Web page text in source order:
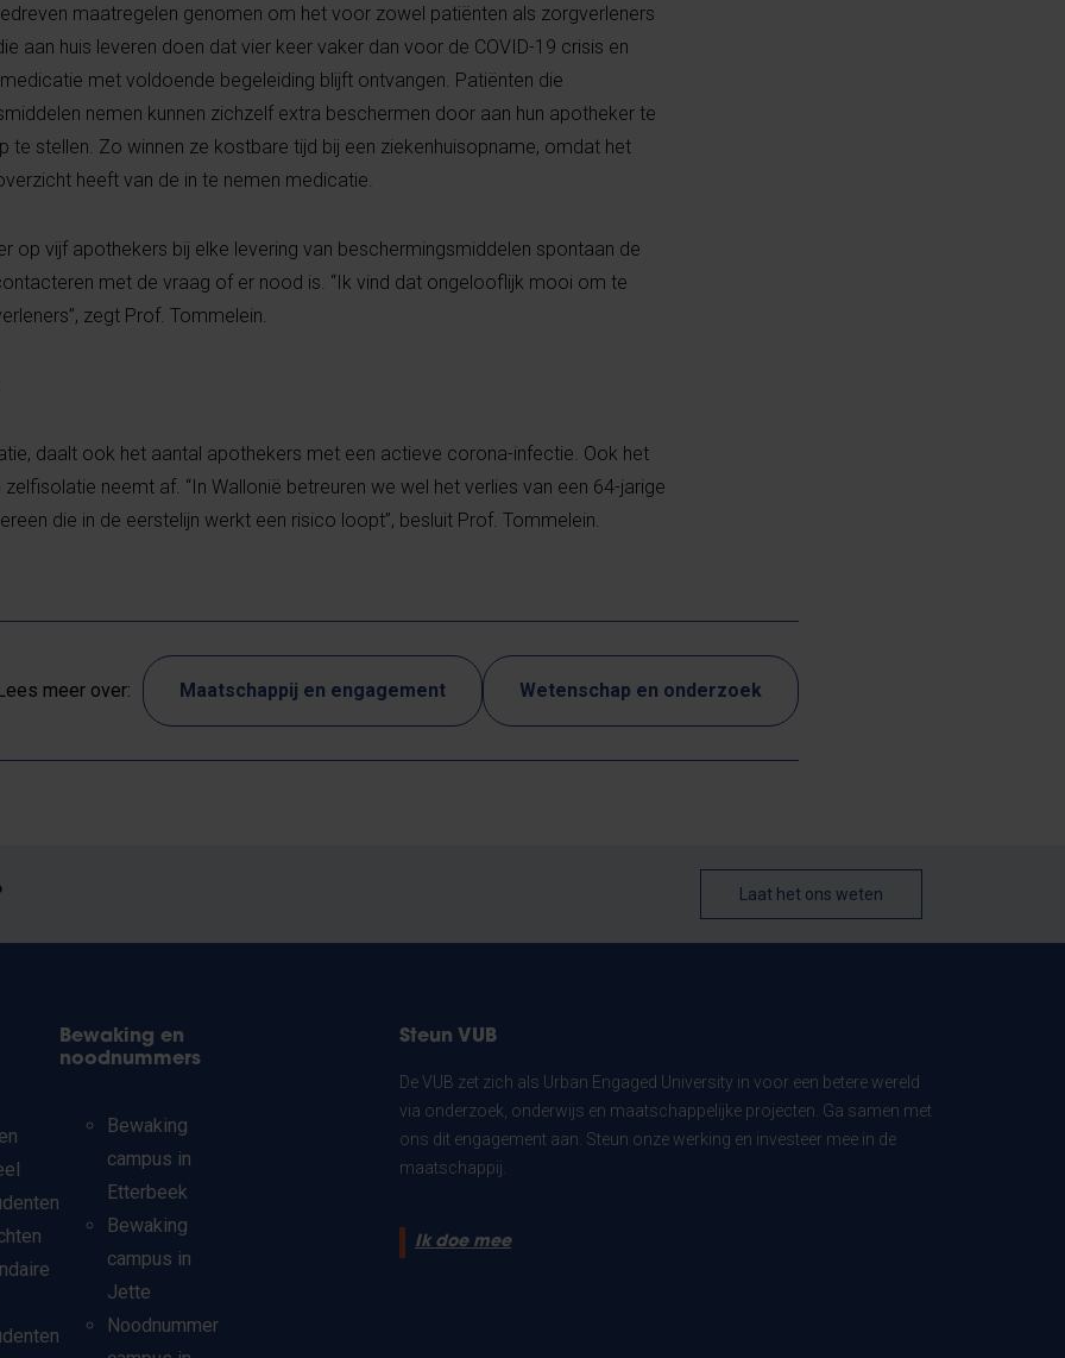
maatregelen genomen om het voor zowel patiënten als zorgverleners
aan huis leveren doen dat vier keer vaker dan voor de COVID-19 crisis en
met voldoende begeleiding blijft ontvangen. Patiënten die
nemen kunnen zichzelf extra beschermen door aan hun apotheker te
te stellen. Zo winnen ze kostbare tijd bij een ziekenhuisopname, omdat het
heeft van de in te nemen medicatie.
op vijf apothekers bij elke levering van beschermingsmiddelen spontaan de
met de vraag of er nood is. “Ik vind dat ongelooflijk mooi om te
zegt Prof. Tommelein.
daalt ook het aantal apothekers met een actieve corona-infectie. Ook het
neemt af. “In Wallonië betreuren we wel het verlies van een 64-jarige
die in de eerstelijn werkt een risico loopt”, besluit Prof. Tommelein.
meer over: Maatschappij en engagement Wetenschap en onderzoek
Laat het ons weten
Bewaking en
noodnummers
Bewaking
campus in
Etterbeek
Bewaking
campus in
Jette
Noodnummer
Steun VUB
De VUB zet zich als Urban Engaged University in voor een betere wereld
via onderzoek, onderwijs en maatschappelijke projecten. Ga samen met
ons dit engagement aan. Steun onze werking en investeer mee in de
maatschappij.
Ik doe mee